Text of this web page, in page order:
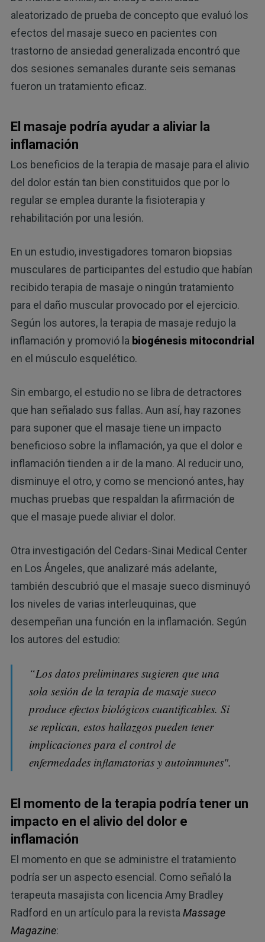
aleatorizado de prueba de concepto que evaluó los
efectos del masaje sueco en pacientes con
trastorno de ansiedad generalizada encontró que
dos sesiones semanales durante seis semanas
fueron un tratamiento eficaz.
El masaje podría ayudar a aliviar la
inflamación
Los beneficios de la terapia de masaje para el alivio
del dolor están tan bien constituidos que por lo
regular se emplea durante la fisioterapia y
rehabilitación por una lesión.
En un estudio, investigadores tomaron biopsias
musculares de participantes del estudio que habían
recibido terapia de masaje o ningún tratamiento
para el daño muscular provocado por el ejercicio.
Según los autores, la terapia de masaje redujo la
inflamación y promovió la biogénesis mitocondrial
en el músculo esquelético.
Sin embargo, el estudio no se libra de detractores
que han señalado sus fallas. Aun así, hay razones
para suponer que el masaje tiene un impacto
beneficioso sobre la inflamación, ya que el dolor e
inflamación tienden a ir de la mano. Al reducir uno,
disminuye el otro, y como se mencionó antes, hay
muchas pruebas que respaldan la afirmación de
que el masaje puede aliviar el dolor.
Otra investigación del Cedars-Sinai Medical Center
en Los Ángeles, que analizaré más adelante,
también descubrió que el masaje sueco disminuyó
los niveles de varias interleuquinas, que
desempeñan una función en la inflamación. Según
los autores del estudio:
“Los datos preliminares sugieren que una
sola sesión de la terapia de masaje sueco
produce efectos biológicos cuantificables. Si
se replican, estos hallazgos pueden tener
implicaciones para el control de
enfermedades inflamatorias y autoinmunes".
El momento de la terapia podría tener un
impacto en el alivio del dolor e
inflamación
El momento en que se administre el tratamiento
podría ser un aspecto esencial. Como señaló la
terapeuta masajista con licencia Amy Bradley
Radford en un artículo para la revista Massage
Magazine: